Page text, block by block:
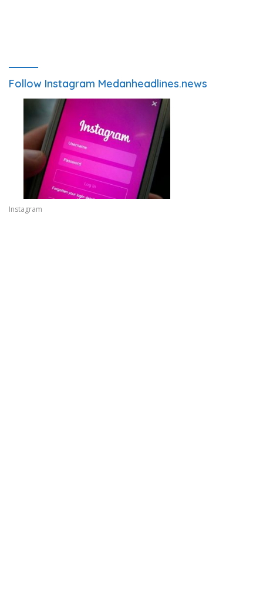
Follow Instagram Medanheadlines.news
Instagram